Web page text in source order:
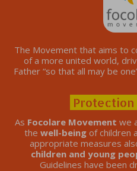
The Movement that aims to
of a more united world,
Father “so that all may be
As Focolare Movement we
the well-being of children
appropriate measures
children and young
Guidelines have been